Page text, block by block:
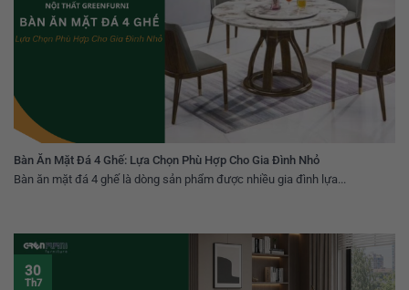
Bàn Ăn Mặt Đá 4 Ghế: Lựa Chọn Phù Hợp Cho Gia Đình Nhỏ
Bàn ăn mặt đá 4 ghế là dòng sản phẩm được nhiều gia đình lựa...
30
Th7